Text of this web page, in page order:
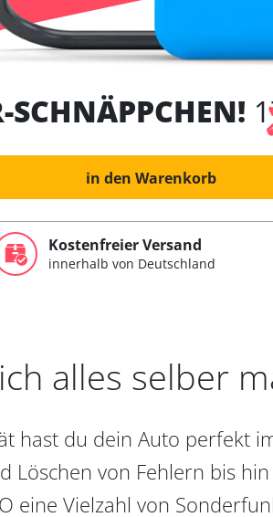
SCHNÄPPCHEN!
in den Warenkorb
Kostenfreier Versand
innerhalb von Deutschland
alles selber
hast du dein Auto perfekt
Löschen von Fehlern bis
eine Vielzahl von